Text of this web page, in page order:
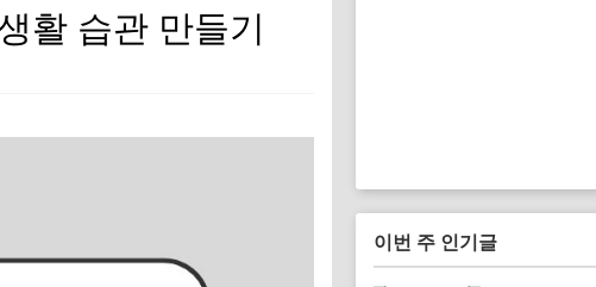
활 습관 만들기
이번 주 인기글